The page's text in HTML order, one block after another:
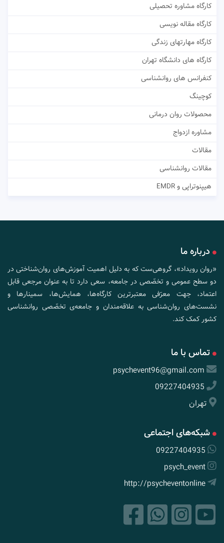
کارگاه مشاوره تحصیلی
کارگاه مقاله نویسی
کارگاه مهارتهای زندگی
کارگاه های دانشگاه تهران
کنفرانس های روانشناسی
کوچینگ
محصولات روان درمانی
مشاوره ازدواج
مقالات
مقالات روانشناسی
هیپنوتراپی و EMDR
درباره ما
«روان رویداد»، گروهی‌ست که به دلیل اهمیت آموزش‌های روان‌شناختی در
دو سطح عمومی و تخصّصی در جامعه، سعی دارد تا به عنوان مرجعی قابل
اعتماد، جهت معرّفی معتبرترین کارگاه‌ها، همایش‌ها، سمینارها و
نشست‌های روان‌شناسی به علاقه‌مندان و جامعه‌ی تخصّصی روانشناسی
کشور کمک کند.
تماس با ما
psychevent96@gmail.com
09227404935
تهران
شبکه‌های اجتماعی
09227404935
psych_event
http://psycheventonline